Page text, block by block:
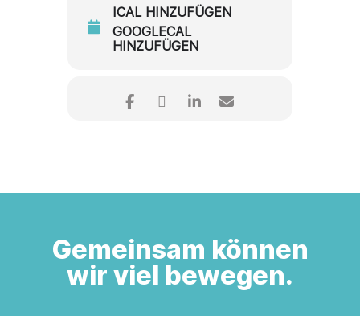
ICAL HINZUFÜGEN
GOOGLECAL
HINZUFÜGEN
Gemeinsam können
wir viel bewegen.